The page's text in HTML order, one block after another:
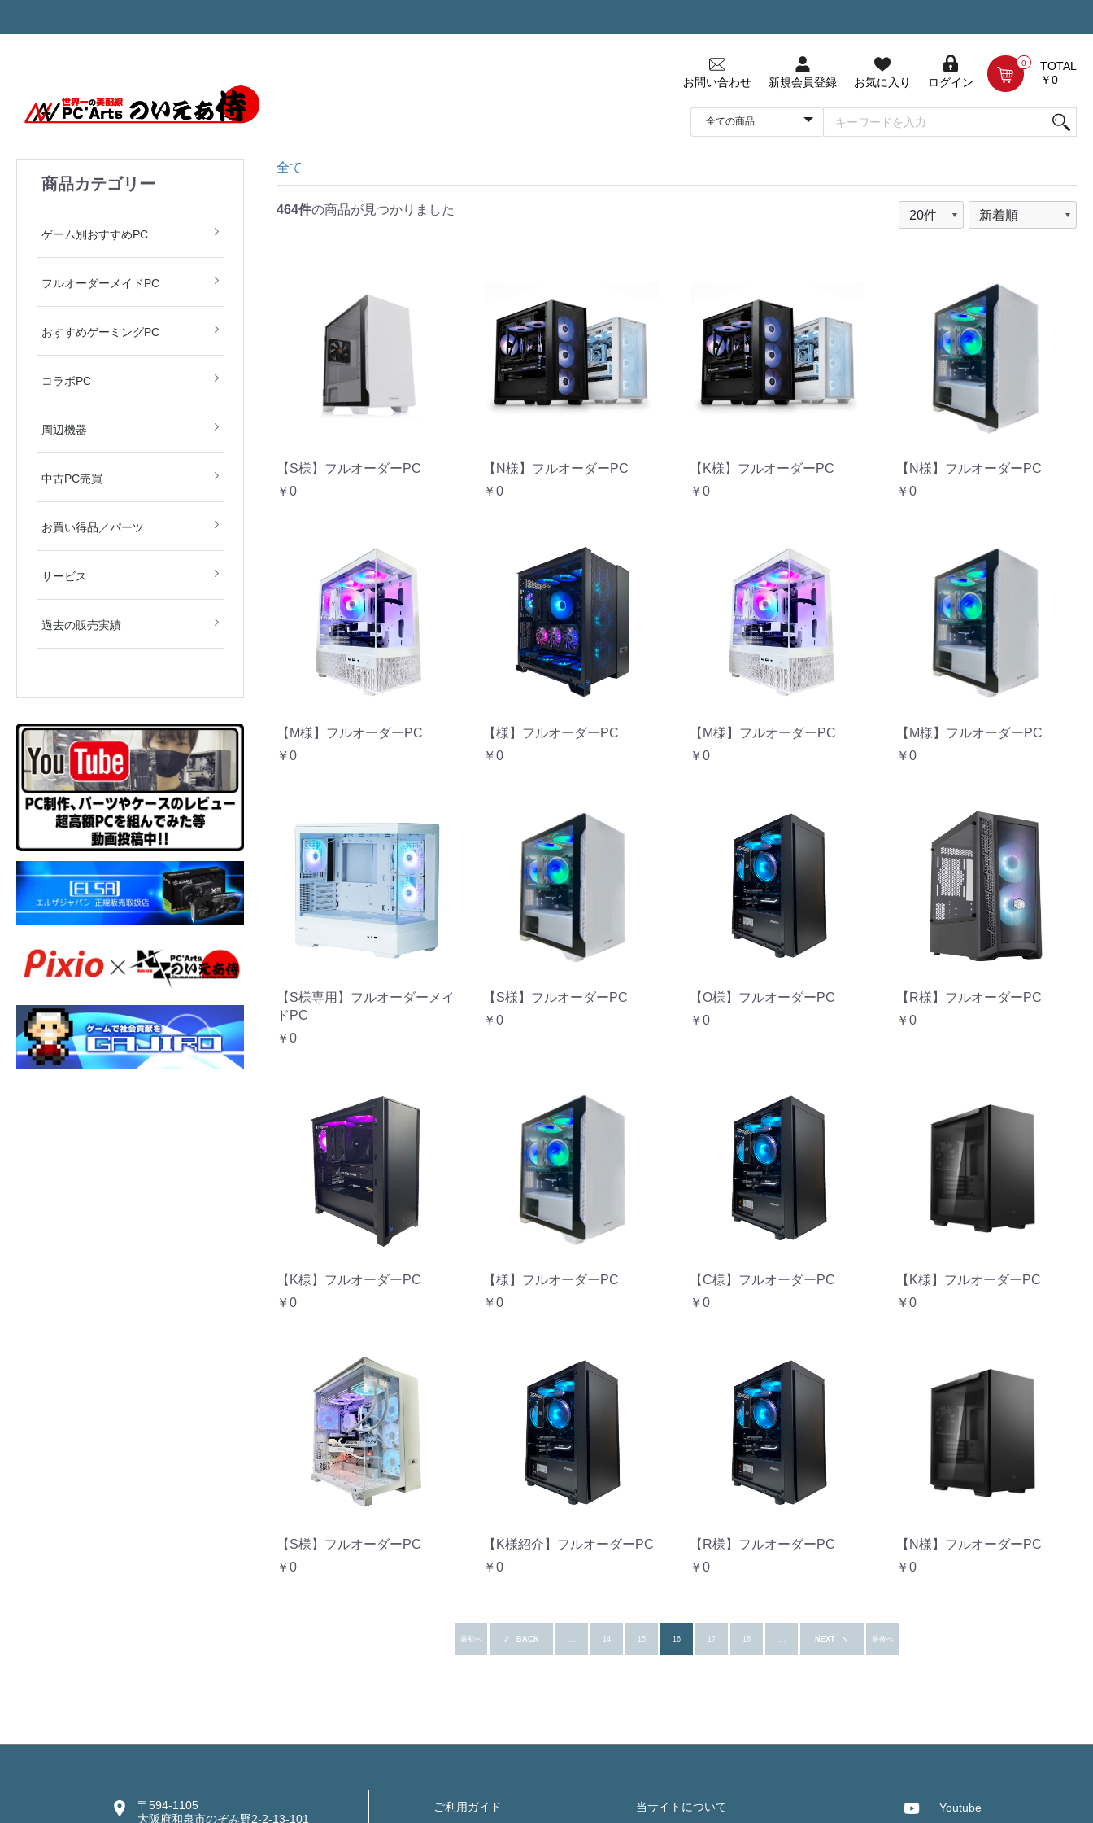
お問い合わせ 新規会員登録 お気に入り ログイン
0
TOTAL
￥0
商品カテゴリー
ゲーム別おすすめPC
フルオーダーメイドPC
おすすめゲーミングPC
コラボPC
周辺機器
中古PC売買
お買い得品／パーツ
サービス
過去の販売実績
全て
464件の商品が見つかりました
【S様】フルオーダーPC
￥0
【N様】フルオーダーPC
￥0
【K様】フルオーダーPC
￥0
【N様】フルオーダーPC
￥0
【M様】フルオーダーPC
￥0
【様】フルオーダーPC
￥0
【M様】フルオーダーPC
￥0
【M様】フルオーダーPC
￥0
【S様専用】フルオーダーメイ
ドPC
￥0
【S様】フルオーダーPC
￥0
【O様】フルオーダーPC
￥0
【R様】フルオーダーPC
￥0
【K様】フルオーダーPC
￥0
【様】フルオーダーPC
￥0
【C様】フルオーダーPC
￥0
【K様】フルオーダーPC
￥0
【S様】フルオーダーPC
￥0
【K様紹介】フルオーダーPC
￥0
【R様】フルオーダーPC
￥0
【N様】フルオーダーPC
￥0
最初へ BACK ... 14 15 16 17 18 ... NEXT 最後へ
〒594-1105
大阪府和泉市のぞみ野2-2-13-101
ご利用ガイド 当サイトについて Youtube